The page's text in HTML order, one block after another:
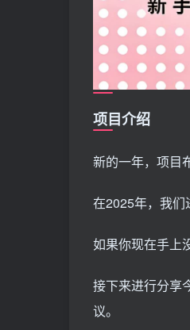
项目介绍
新的一年，项目
在2025年，我们
如果你现在手上
接下来进行分享
议。